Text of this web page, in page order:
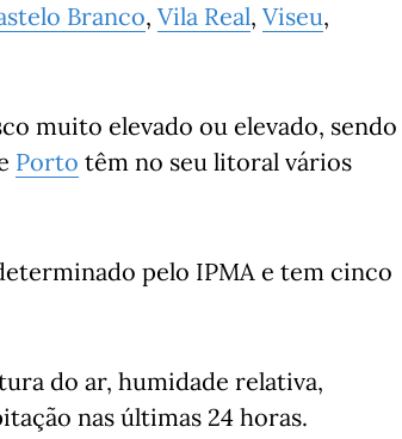
Branco, Vila Real, Viseu,
muito elevado ou elevado, sendo
Porto têm no seu litoral vários
pelo IPMA e tem cinco
do ar, humidade relativa,
nas últimas 24 horas.